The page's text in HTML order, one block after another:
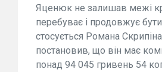
Яценюк не залишав межі
перебуває і продовжує
стосується Романа
постановив, що він має
понад 94 045 гривень 54